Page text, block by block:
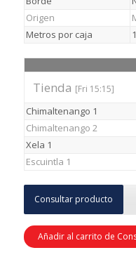
Origen
Metros por caja
Tienda [Fri 15:15]
Chimaltenango 1
Chimaltenango 2
Xela 1
Escuintla 1
Consultar producto
Añadir al carrito de